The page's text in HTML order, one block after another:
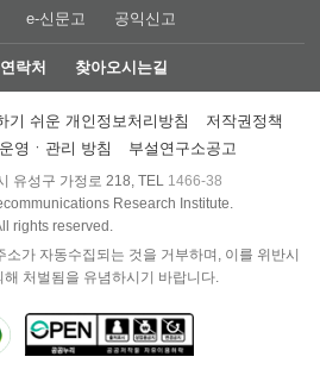
e-신문고 공익신고
락처 찾아오시는길
기 쉬운 개인정보처리방침
저작권정책
영ㆍ관리 방침
부설연구소공고
유성구 가정로 218, TEL 1466-38
Research Institute.
rights reserved.
가 자동수집되는 것을 거부하며, 이를 위반시
해 처벌됨을 유념하시기 바랍니다.